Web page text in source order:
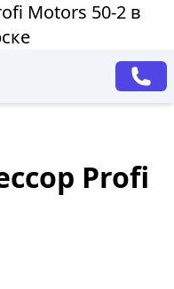
Motors 50-2 в
Profi